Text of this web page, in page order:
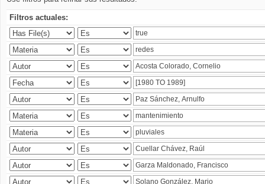
Filtros actuales: